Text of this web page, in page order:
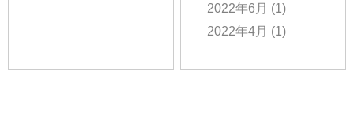
2022年6月 (1)
2022年4月 (1)